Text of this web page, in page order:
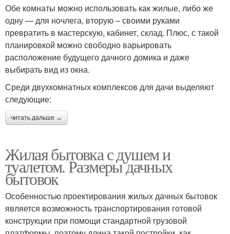
Обе комнаты можно использовать как жилые, либо же
одну — для ночлега, вторую – своими руками
превратить в мастерскую, кабинет, склад. Плюс, с такой
планировкой можно свободно варьировать
расположение будущего дачного домика и даже
выбирать вид из окна.
Среди двухкомнатных комплексов для дачи выделяют
следующие:
читать дальше →
Жилая бытовка с душем и
туалетом. Размеры дачных
бытовок
Особенностью проектирования жилых дачных бытовок
является возможность транспортирования готовой
конструкции при помощи стандартной грузовой